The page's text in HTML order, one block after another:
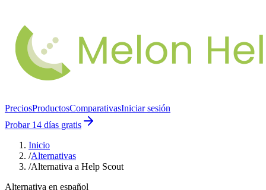
PreciosProductosComparativasIniciar sesión
Probar 14 días gratis
Inicio
/Alternativas
/Alternativa a Help Scout
Alternativa en español